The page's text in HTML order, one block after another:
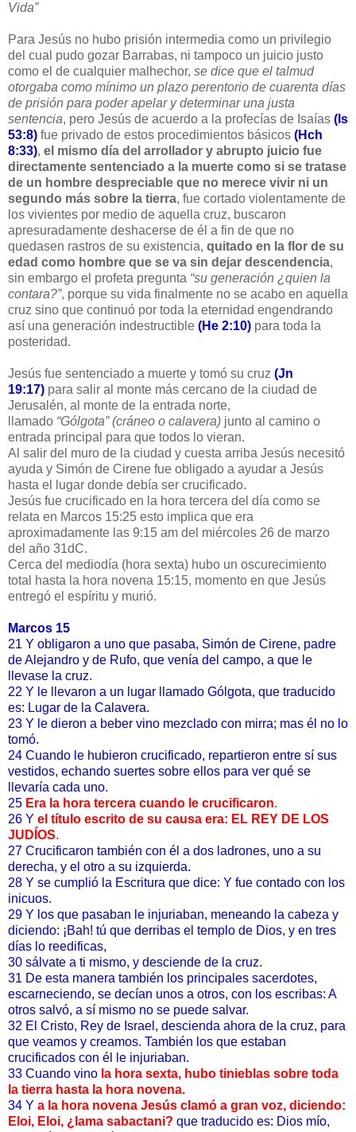
Vida”
Para Jesús no hubo prisión intermedia como un privilegio
del cual pudo gozar Barrabas, ni tampoco un juicio justo
como el de cualquier malhechor, se dice que el talmud
otorgaba como mínimo un plazo perentorio de cuarenta días
de prisión para poder apelar y determinar una justa
sentencia, pero Jesús de acuerdo a la profecías de Isaías (Is
53:8) fue privado de estos procedimientos básicos (Hch
8:33), el mismo día del arrollador y abrupto juicio fue
directamente sentenciado a la muerte como si se tratase
de un hombre despreciable que no merece vivir ni un
segundo más sobre la tierra, fue cortado violentamente de
los vivientes por medio de aquella cruz, buscaron
apresuradamente deshacerse de él a fin de que no
quedasen rastros de su existencia, quitado en la flor de su
edad como hombre que se va sin dejar descendencia,
sin embargo el profeta pregunta “su generación ¿quien la
contara?”, porque su vida finalmente no se acabo en aquella
cruz sino que continuó por toda la eternidad engendrando
así una generación indestructible (He 2:10) para toda la
posteridad.
Jesús fue sentenciado a muerte y tomó su cruz (Jn
19:17) para salir al monte más cercano de la ciudad de
Jerusalén, al monte de la entrada norte,
llamado “Gólgota” (cráneo o calavera) junto al camino o
entrada principal para que todos lo vieran.
Al salir del muro de la ciudad y cuesta arriba Jesús necesitó
ayuda y Simón de Cirene fue obligado a ayudar a Jesús
hasta el lugar donde debía ser crucificado.
Jesús fue crucificado en la hora tercera del día como se
relata en Marcos 15:25 esto implica que era
aproximadamente las 9:15 am del miércoles 26 de marzo
del año 31dC.
Cerca del mediodía (hora sexta) hubo un oscurecimiento
total hasta la hora novena 15:15, momento en que Jesús
entregó el espíritu y murió.
Marcos 15
21 Y obligaron a uno que pasaba, Simón de Cirene, padre
de Alejandro y de Rufo, que venía del campo, a que le
llevase la cruz.
22 Y le llevaron a un lugar llamado Gólgota, que traducido
es: Lugar de la Calavera.
23 Y le dieron a beber vino mezclado con mirra; mas él no lo
tomó.
24 Cuando le hubieron crucificado, repartieron entre sí sus
vestidos, echando suertes sobre ellos para ver qué se
llevaría cada uno.
25 Era la hora tercera cuando le crucificaron.
26 Y el título escrito de su causa era: EL REY DE LOS
JUDÍOS.
27 Crucificaron también con él a dos ladrones, uno a su
derecha, y el otro a su izquierda.
28 Y se cumplió la Escritura que dice: Y fue contado con los
inicuos.
29 Y los que pasaban le injuriaban, meneando la cabeza y
diciendo: ¡Bah! tú que derribas el templo de Dios, y en tres
días lo reedificas,
30 sálvate a ti mismo, y desciende de la cruz.
31 De esta manera también los principales sacerdotes,
escarneciendo, se decían unos a otros, con los escribas: A
otros salvó, a sí mismo no se puede salvar.
32 El Cristo, Rey de Israel, descienda ahora de la cruz, para
que veamos y creamos. También los que estaban
crucificados con él le injuriaban.
33 Cuando vino la hora sexta, hubo tinieblas sobre toda
la tierra hasta la hora novena.
34 Y a la hora novena Jesús clamó a gran voz, diciendo:
Eloi, Eloi, ¿lama sabactani? que traducido es: Dios mío,